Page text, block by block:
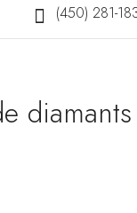
(450) 281-